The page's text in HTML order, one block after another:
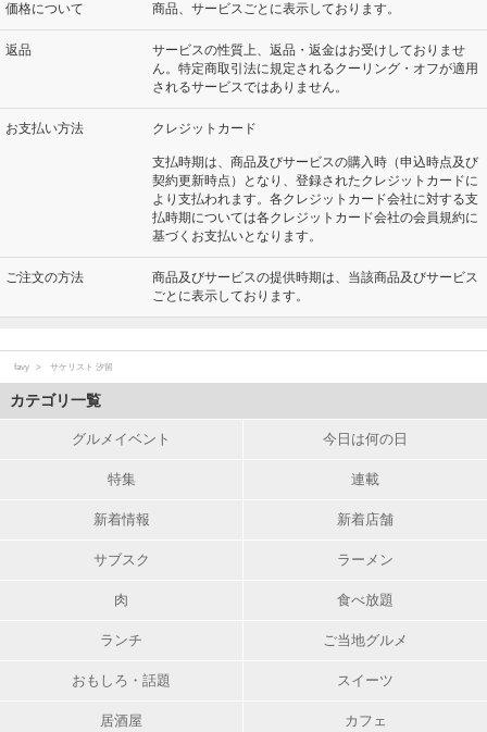
価格について 商品、サービスごとに表示しております。
返品
サービスの性質上、返品・返金はお受けしておりませ
ん。特定商取引法に規定されるクーリング・オフが適用
されるサービスではありません。
お支払い方法 クレジットカード
支払時期は、商品及びサービスの購入時（申込時点及び
契約更新時点）となり、登録されたクレジットカードに
より支払われます。各クレジットカード会社に対する支
払時期については各クレジットカード会社の会員規約に
基づくお支払いとなります。
ご注文の方法
商品及びサービスの提供時期は、当該商品及びサービス
ごとに表示しております。
favy サケリスト 汐留
カテゴリ一覧
グルメイベント 今日は何の日
特集 連載
新着情報 新着店舗
サブスク ラーメン
肉 食べ放題
ランチ ご当地グルメ
おもしろ・話題 スイーツ
居酒屋 カフェ